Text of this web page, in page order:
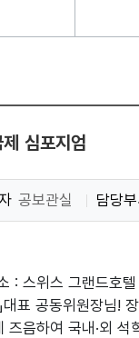
심포지엄
공보관실 담당부
스위스 그랜드호텔
표 공동위원장님!
음하여 국내·외 석